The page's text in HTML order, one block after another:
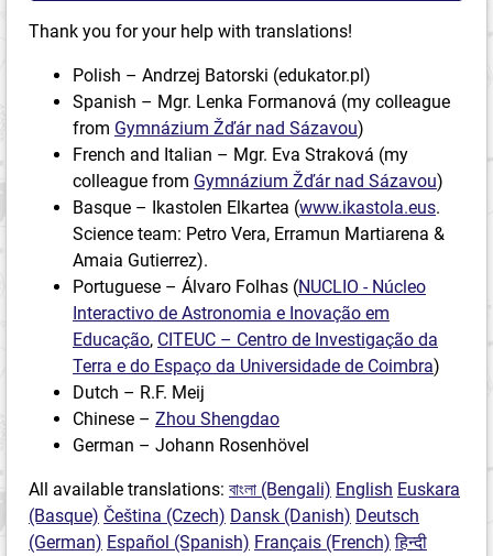
Thank you for your help with translations!
Polish – Andrzej Batorski (edukator.pl)
Spanish – Mgr. Lenka Formanová (my colleague
from Gymnázium Žďár nad Sázavou)
French and Italian – Mgr. Eva Straková (my
colleague from Gymnázium Žďár nad Sázavou)
Basque – Ikastolen Elkartea (www.ikastola.eus.
Science team: Petro Vera, Erramun Martiarena &
Amaia Gutierrez).
Portuguese – Álvaro Folhas (NUCLIO - Núcleo
Interactivo de Astronomia e Inovação em
Educação, CITEUC – Centro de Investigação da
Terra e do Espaço da Universidade de Coimbra)
Dutch – R.F. Meij
Chinese – Zhou Shengdao
German – Johann Rosenhövel
All available translations: বাংলা (Bengali) English Euskara
(Basque) Čeština (Czech) Dansk (Danish) Deutsch
(German) Español (Spanish) Français (French) हिन्दी